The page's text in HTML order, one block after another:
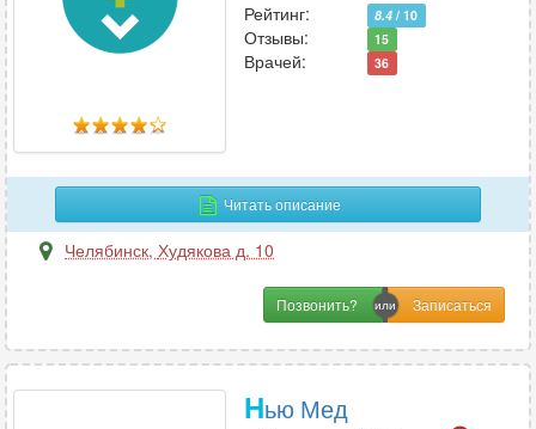
Рейтинг:
8.4 / 10
Отзывы: 15
Врачей: 36
Читать описание
Челябинск, Худякова д. 10
Позвонить?
Нью Мед